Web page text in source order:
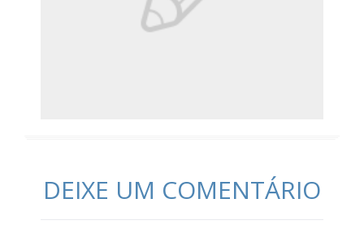
DEIXE UM COMENTÁRIO